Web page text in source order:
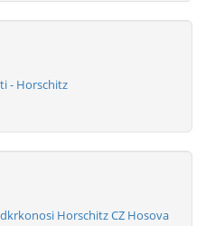
- Horschitz
Horschitz CZ Hosova